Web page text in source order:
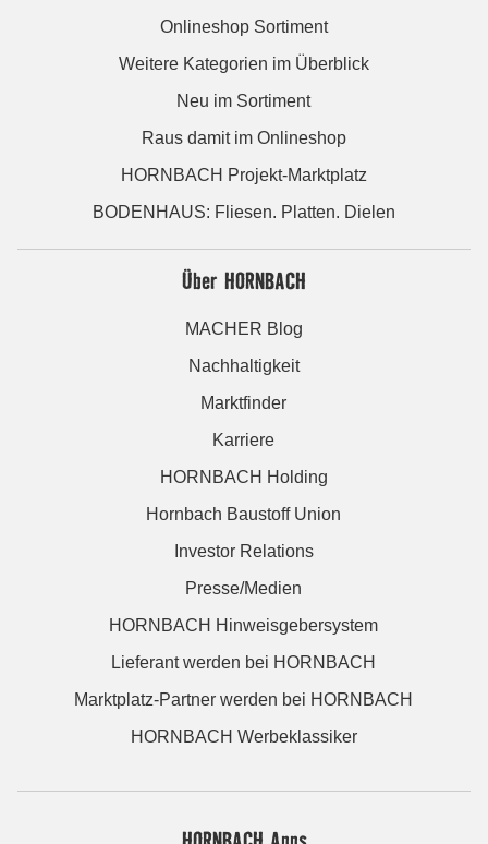
Onlineshop Sortiment
Weitere Kategorien im Überblick
Neu im Sortiment
Raus damit im Onlineshop
HORNBACH Projekt-Marktplatz
BODENHAUS: Fliesen. Platten. Dielen
Über HORNBACH
MACHER Blog
Nachhaltigkeit
Marktfinder
Karriere
HORNBACH Holding
Hornbach Baustoff Union
Investor Relations
Presse/Medien
HORNBACH Hinweisgebersystem
Lieferant werden bei HORNBACH
Marktplatz-Partner werden bei HORNBACH
HORNBACH Werbeklassiker